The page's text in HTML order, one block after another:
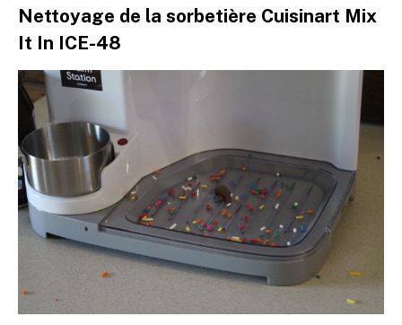
Nettoyage de la sorbetière Cuisinart Mix
It In ICE-48